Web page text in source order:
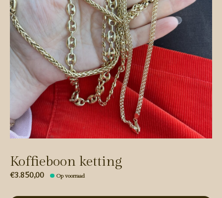
Koffieboon ketting
€3.850,00 Op voorraad